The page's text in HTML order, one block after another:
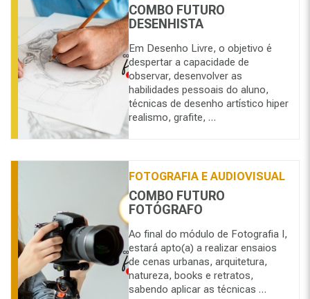
COMBO FUTURO
DESENHISTA
Em Desenho Livre, o objetivo é
despertar a capacidade de
observar, desenvolver as
habilidades pessoais do aluno,
técnicas de desenho artístico hiper
realismo, grafite, …
FOTOGRAFIA E AUDIOVISUAL
COMBO FUTURO
FOTÓGRAFO
Ao final do módulo de Fotografia I,
estará apto(a) a realizar ensaios
de cenas urbanas, arquitetura,
natureza, books e retratos,
sabendo aplicar as técnicas …